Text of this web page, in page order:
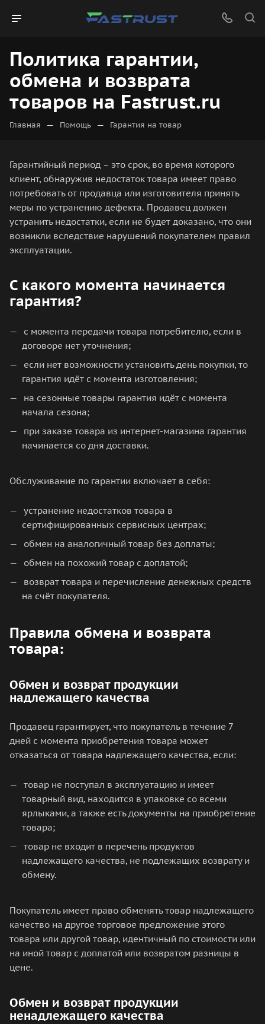
Политика гарантии,
обмена и возврата
товаров на Fastrust.ru
Главная — Помощь — Гарантия на товар
Гарантийный период – это срок, во время которого
клиент, обнаружив недостаток товара имеет право
потребовать от продавца или изготовителя принять
меры по устранению дефекта. Продавец должен
устранить недостатки, если не будет доказано, что они
возникли вследствие нарушений покупателем правил
эксплуатации.
С какого момента начинается
гарантия?
с момента передачи товара потребителю, если в
договоре нет уточнения;
если нет возможности установить день покупки, то
гарантия идёт с момента изготовления;
на сезонные товары гарантия идёт с момента
начала сезона;
при заказе товара из интернет-магазина гарантия
начинается со дня доставки.
Обслуживание по гарантии включает в себя:
устранение недостатков товара в
сертифицированных сервисных центрах;
обмен на аналогичный товар без доплаты;
обмен на похожий товар с доплатой;
возврат товара и перечисление денежных средств
на счёт покупателя.
Правила обмена и возврата
товара:
Обмен и возврат продукции
надлежащего качества
Продавец гарантирует, что покупатель в течение 7
дней с момента приобретения товара может
отказаться от товара надлежащего качества, если:
товар не поступал в эксплуатацию и имеет
товарный вид, находится в упаковке со всеми
ярлыками, а также есть документы на приобретение
товара;
товар не входит в перечень продуктов
надлежащего качества, не подлежащих возврату и
обмену.
Покупатель имеет право обменять товар надлежащего
качество на другое торговое предложение этого
товара или другой товар, идентичный по стоимости или
на иной товар с доплатой или возвратом разницы в
цене.
Обмен и возврат продукции
ненадлежащего качества